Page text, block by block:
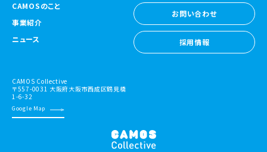
CAMOSのこと
事業紹介
ニュース
お問い合わせ
お問い合わせ
採用情報
CAMOS Collective
〒557-0031 大阪府大阪市西成区鶴見橋
1-6-32
Google Map